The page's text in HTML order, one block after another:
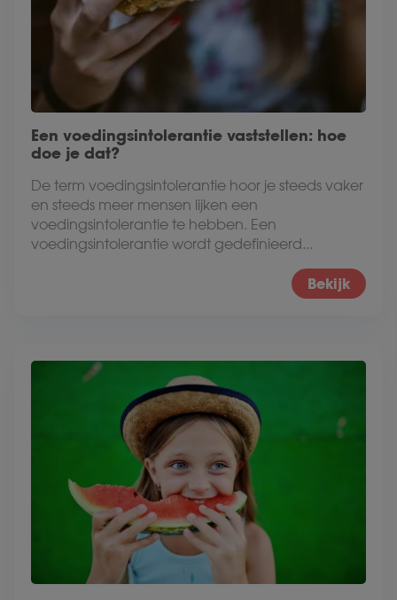
Een voedingsintolerantie vaststellen: hoe
doe je dat?
De term voedingsintolerantie hoor je steeds vaker
en steeds meer mensen lijken een
voedingsintolerantie te hebben. Een
voedingsintolerantie wordt gedefinieerd...
Bekijk